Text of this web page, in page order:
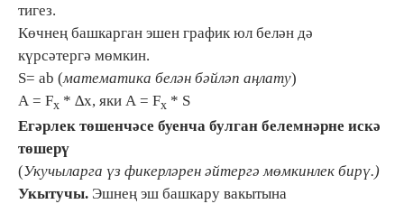
тигез.
Көчнең башкарган эшен график юл белән дә
күрсәтергә мөмкин.
S= ab (математика белән бәйләп аңлату)
А = Fx * ∆х, яки А = Fx * S
Егәрлек төшенчәсе буенча булган белемнәрне искә
төшерү
(Укучыларга үз фикерләрен әйтергә мөмкинлек бирү.)
Укытучы. Эшнең эш башкару вакытына